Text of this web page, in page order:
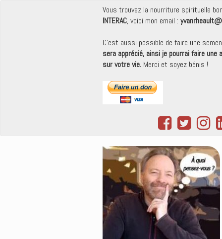
Vous trouvez la nourriture spirituelle
INTERAC, voici mon email :
C'est aussi possible de faire une
sera apprécié, ainsi je pourrai faire une
sur votre vie. Merci et soyez bénis !